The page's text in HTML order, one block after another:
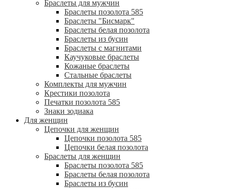
Браслеты для мужчин
Браслеты позолота 585
Браслеты "Бисмарк"
Браслеты белая позолота
Браслеты из бусин
Браслеты с магнитами
Каучуковые браслеты
Кожаные браслеты
Стальные браслеты
Комплекты для мужчин
Крестики позолота
Печатки позолота 585
Знаки зодиака
Для женщин
Цепочки для женщин
Цепочки позолота 585
Цепочки белая позолота
Браслеты для женщин
Браслеты позолота 585
Браслеты белая позолота
Браслеты из бусин